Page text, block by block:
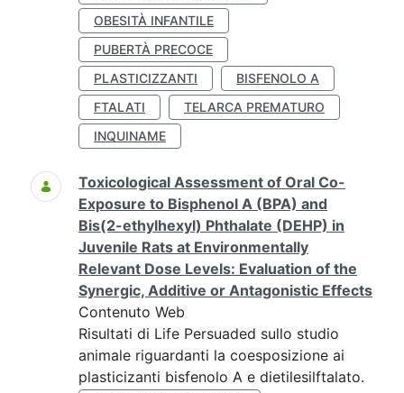
OBESITÀ INFANTILE
PUBERTÀ PRECOCE
PLASTICIZZANTI
BISFENOLO A
FTALATI
TELARCA PREMATURO
INQUINAME
Toxicological Assessment of Oral Co-
Exposure to Bisphenol A (BPA) and
Bis(2-ethylhexyl) Phthalate (DEHP) in
Juvenile Rats at Environmentally
Relevant Dose Levels: Evaluation of the
Synergic, Additive or Antagonistic Effects
Contenuto Web
Risultati di Life Persuaded sullo studio
animale riguardanti la coesposizione ai
plasticizanti bisfenolo A e dietilesilftalato.